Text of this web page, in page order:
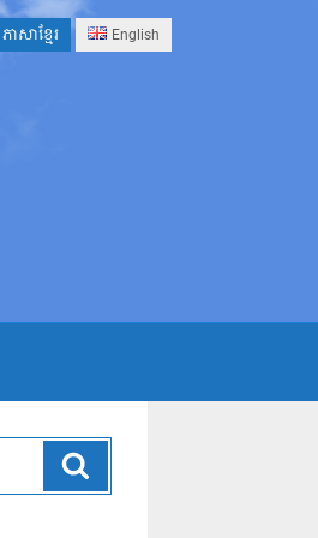
ភាសាខ្មែរ English